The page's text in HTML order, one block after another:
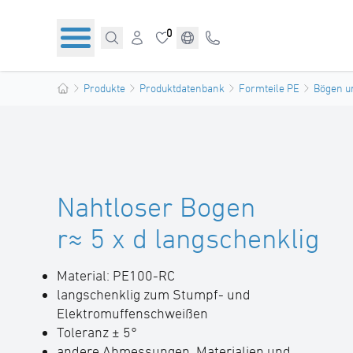
0
Produkte Produktdatenbank Formteile PE Bögen
Nahtloser Bogen
r≈ 5 x d langschenklig
Material: PE100-RC
langschenklig zum Stumpf- und
Elektromuffenschweißen
Toleranz ± 5°